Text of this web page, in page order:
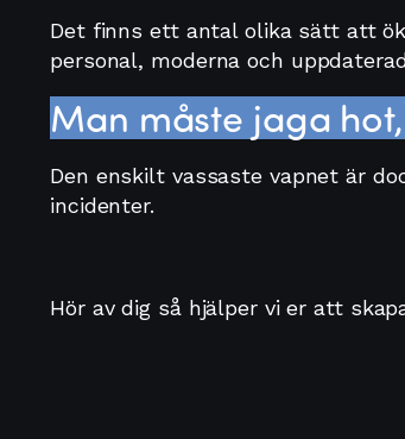
Det finns ett antal olika sätt att
personal, moderna och
Man måste jaga
Den enskilt vassaste vapnet är
incidenter.
Hör av dig så hjälper vi er att